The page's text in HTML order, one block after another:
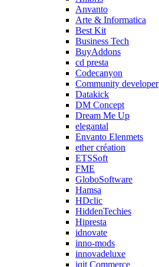
Anvanto
Arte & Informatica
Best Kit
Business Tech
BuyAddons
cd presta
Codecanyon
Community developer
Datakick
DM Concept
Dream Me Up
elegantal
Envanto Elenmets
ether création
ETSSoft
FME
GloboSoftware
Hamsa
HDclic
HiddenTechies
Hipresta
idnovate
inno-mods
innovadeluxe
iqit Commerce